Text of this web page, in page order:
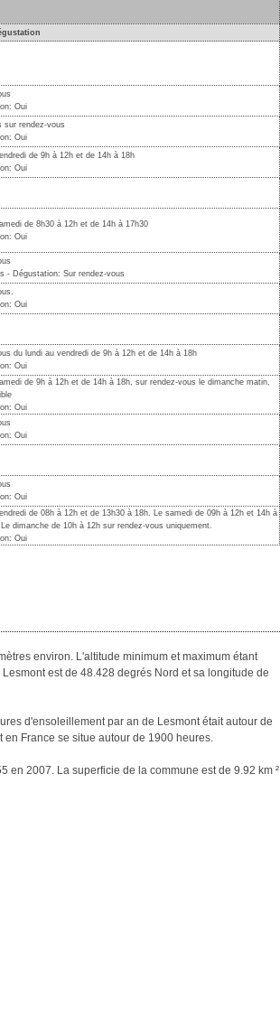
Oui
sur rendez-vous
Oui
de 9h à 12h et de 14h à 18h
Oui
de 8h30 à 12h et de 14h à 17h30
Oui
- Dégustation: Sur rendez-vous
Oui
du lundi au vendredi de 9h à 12h et de 14h à 18h
Oui
de 9h à 12h et de 14h à 18h, sur rendez-vous le dimanche matin,
Oui
Oui
Oui
de 08h à 12h et de 13h30 à 18h. Le samedi de 09h à 12h et 14h à
dimanche de 10h à 12h sur rendez-vous uniquement.
Oui
environ. L'altitude minimum et maximum étant
est de 48.428 degrés Nord et sa longitude de
d'ensoleillement par an de Lesmont était autour de
France se situe autour de 1900 heures.
en 2007. La superficie de la commune est de 9.92 km ²